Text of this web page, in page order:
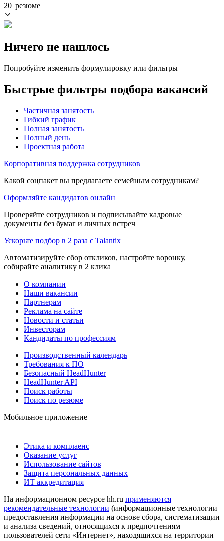
20 резюме
Ничего не нашлось
Попробуйте изменить формулировку или фильтры
Быстрые фильтры подбора вакансий
Частичная занятость
Гибкий график
Полная занятость
Полный день
Проектная работа
Корпоративная поддержка сотрудников
Какой соцпакет вы предлагаете семейным сотрудникам?
Оформляйте кандидатов онлайн
Проверяйте сотрудников и подписывайте кадровые
документы без бумаг и личных встреч
Ускорьте подбор в 2 раза с Talantix
Автоматизируйте сбор откликов, настройте воронку,
собирайте аналитику в 2 клика
О компании
Наши вакансии
Партнерам
Реклама на сайте
Новости и статьи
Инвесторам
Кандидаты по профессиям
Производственный календарь
Требования к ПО
Безопасный HeadHunter
HeadHunter API
Поиск работы
Поиск по резюме
Мобильное приложение
Этика и комплаенс
Оказание услуг
Использование сайтов
Защита персональных данных
ИТ аккредитация
На информационном ресурсе hh.ru применяются
рекомендательные технологии (информационные технологии
предоставления информации на основе сбора, систематизации
и анализа сведений, относящихся к предпочтениям
пользователей сети «Интернет», находящихся на территории